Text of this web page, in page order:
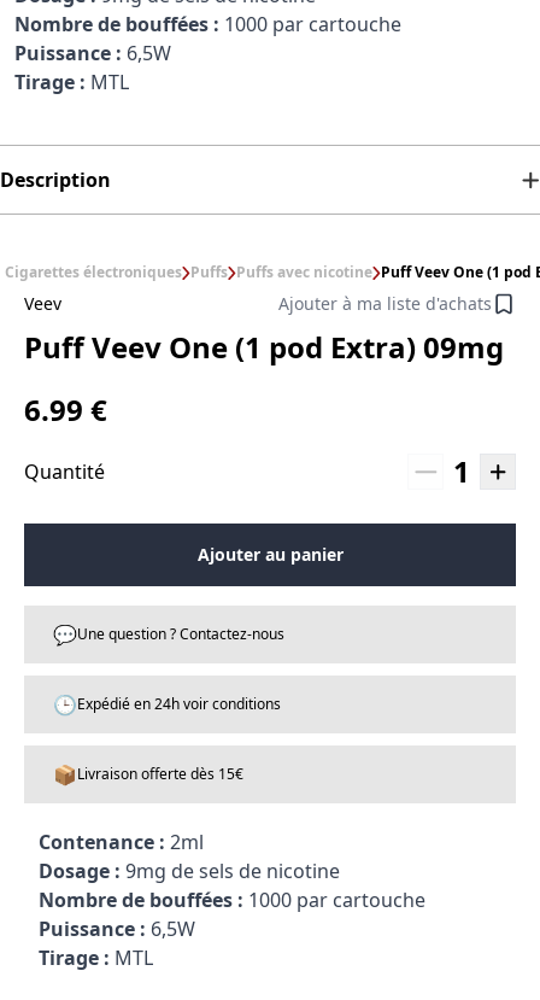
Nombre de bouffées : 1000 par cartouche
Puissance : 6,5W
Tirage : MTL
Description
Cigarettes électroniques Puffs Puffs avec nicotine Puff Veev One (1 pod
Veev Ajouter à ma liste d'achats
Puff Veev One (1 pod Extra) 09mg
6.99 €
Quantité 1
Ajouter au panier
💬Une question ? Contactez-nous
🕒Expédié en 24h voir conditions
📦Livraison offerte dès 15€
Contenance : 2ml
Dosage : 9mg de sels de nicotine
Nombre de bouffées : 1000 par cartouche
Puissance : 6,5W
Tirage : MTL